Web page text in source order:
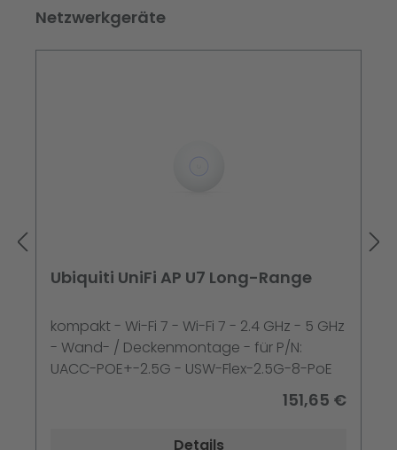
Produktgalerie überspringen
Netzwerkgeräte
Ubiquiti UniFi AP U7 Long-Range
kompakt - Wi-Fi 7 - Wi-Fi 7 - 2.4 GHz - 5 GHz
- Wand- / Deckenmontage - für P/N:
UACC-POE+-2.5G - USW-Flex-2.5G-8-PoE
151,65 €
Details